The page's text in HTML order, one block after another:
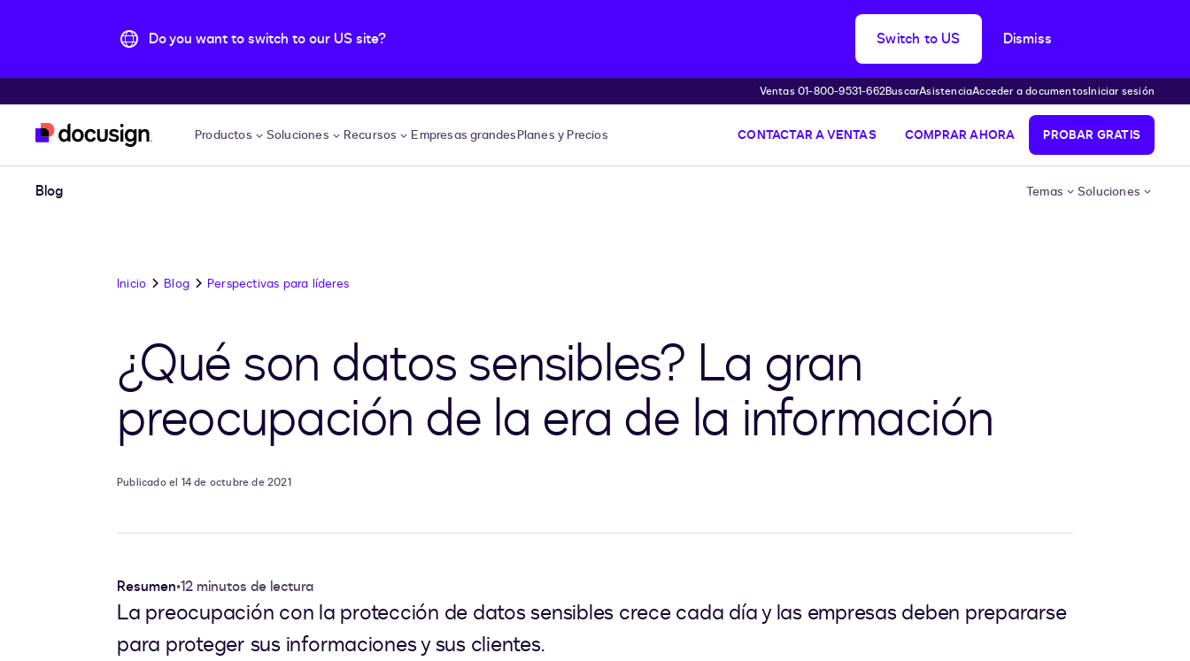
Do you want to switch to our US site? Switch to US Dismiss
Ventas 01-800-9531-662BuscarAsistenciaAcceder a documentosIniciar sesión
Productos Soluciones Recursos Empresas grandesPlanes y Precios CONTACTAR A VENTAS COMPRAR AHORA PROBAR GRATIS
Blog Temas Soluciones
Inicio Blog Perspectivas para líderes
¿Qué son datos sensibles? La gran
preocupación de la era de la información
Publicado el 14 de octubre de 2021
Resumen•12 minutos de lectura
La preocupación con la protección de datos sensibles crece cada día y las empresas deben prepararse
para proteger sus informaciones y sus clientes.